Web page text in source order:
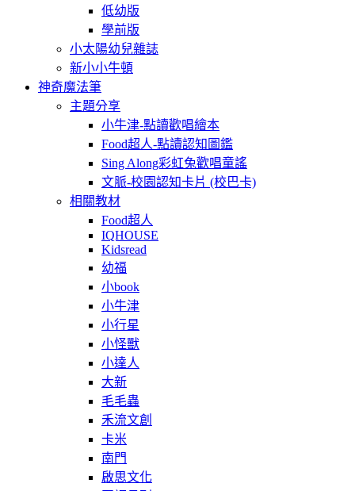
低幼版
學前版
小太陽幼兒雜誌
新小小牛頓
神奇魔法筆
主題分享
小牛津-點讀歡唱繪本
Food超人-點讀認知圖鑑
Sing Along彩虹兔歡唱童謠
文脈-校園認知卡片 (校巴卡)
相關教材
Food超人
IQHOUSE
Kidsread
幼福
小book
小牛津
小行星
小怪獸
小達人
大新
毛毛蟲
禾流文創
卡米
南門
啟思文化